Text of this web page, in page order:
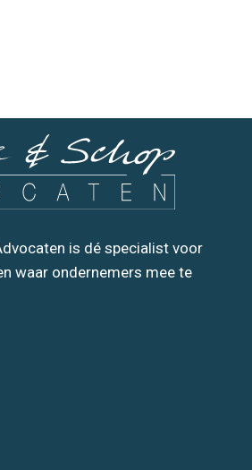
is dé specialist voor
waar ondernemers mee te